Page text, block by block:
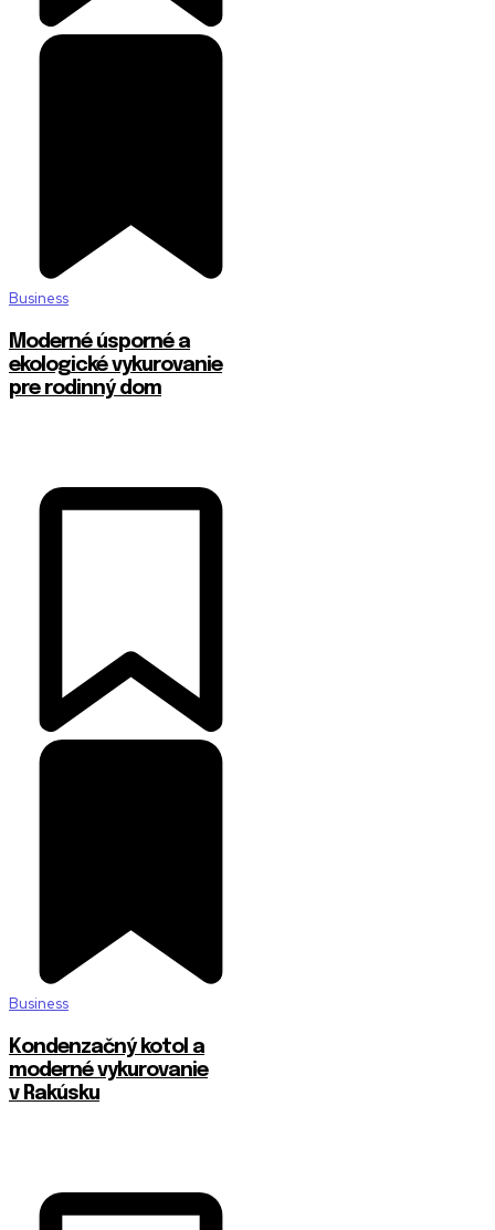
Business
Moderné úsporné a
ekologické vykurovanie
pre rodinný dom
Business
Kondenzačný kotol a
moderné vykurovanie
v Rakúsku